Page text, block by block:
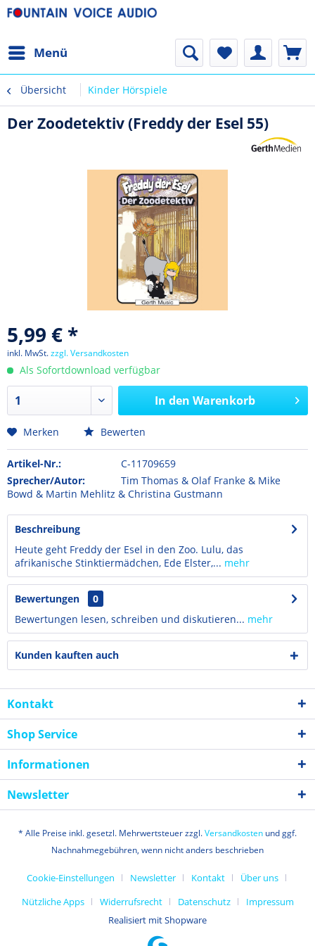
Menü
Übersicht Kinder Hörspiele
Der Zoodetektiv (Freddy der Esel 55)
5,99 € *
inkl. MwSt.zzgl. Versandkosten
Als Sofortdownload verfügbar
In den Warenkorb
Merken Bewerten
Artikel-Nr.:
C-11709659
Sprecher/Autor:
Tim Thomas & Olaf Franke & Mike
Bowd & Martin Mehlitz & Christina Gustmann
Beschreibung
Heute geht Freddy der Esel in den Zoo. Lulu, das
afrikanische Stinktiermädchen, Ede Elster,... mehr
Bewertungen
0
Bewertungen lesen, schreiben und diskutieren... mehr
Kunden kauften auch
Kontakt
Shop Service
Informationen
Newsletter
* Alle Preise inkl. gesetzl. Mehrwertsteuer zzgl.Versandkosten und ggf.
Nachnahmegebühren, wenn nicht anders beschrieben
Cookie-Einstellungen Newsletter Kontakt
Über uns
Nützliche Apps
Widerrufsrecht Datenschutz
Impressum
Realisiert mit Shopware